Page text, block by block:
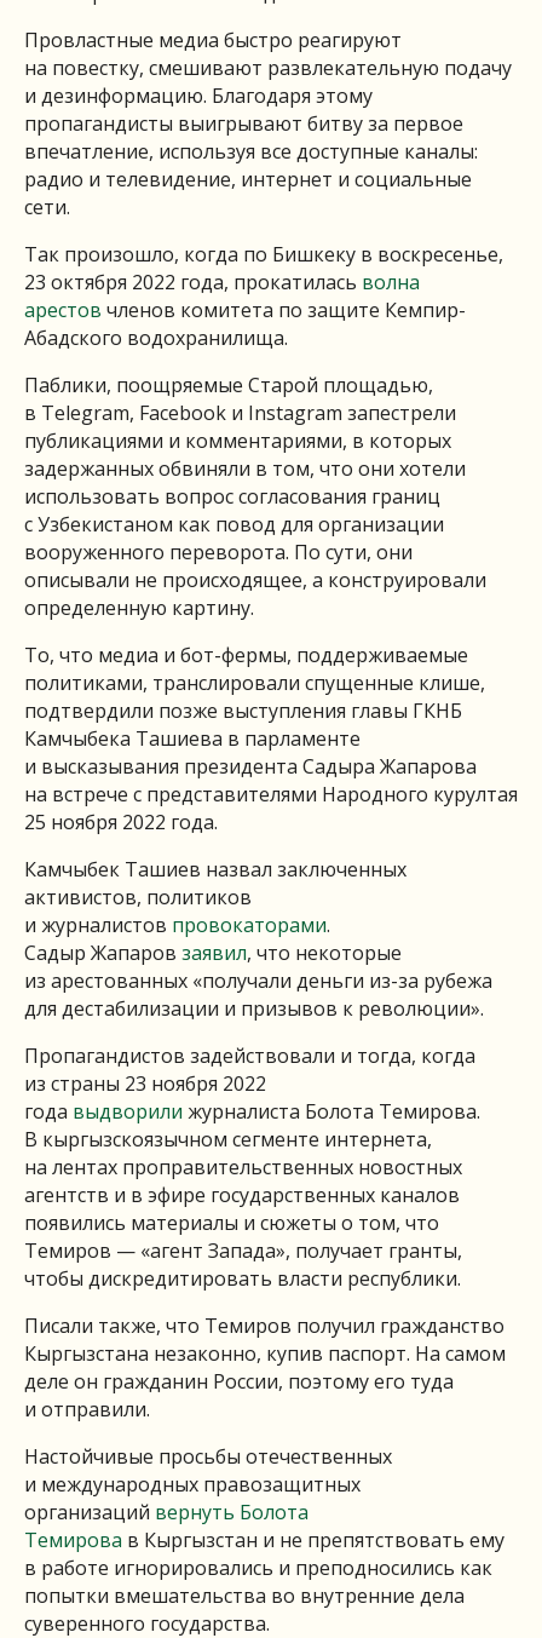
Провластные медиа быстро реагируют
на повестку, смешивают развлекательную подачу
и дезинформацию. Благодаря этому
пропагандисты выигрывают битву за первое
впечатление, используя все доступные каналы:
радио и телевидение, интернет и социальные
сети.
Так произошло, когда по Бишкеку в воскресенье,
23 октября 2022 года, прокатилась волна
арестов членов комитета по защите Кемпир-
Абадского водохранилища.
Паблики, поощряемые Старой площадью,
в Telegram, Facebook и Instagram запестрели
публикациями и комментариями, в которых
задержанных обвиняли в том, что они хотели
использовать вопрос согласования границ
с Узбекистаном как повод для организации
вооруженного переворота. По сути, они
описывали не происходящее, а конструировали
определенную картину.
То, что медиа и бот-фермы, поддерживаемые
политиками, транслировали спущенные клише,
подтвердили позже выступления главы ГКНБ
Камчыбека Ташиева в парламенте
и высказывания президента Садыра Жапарова
на встрече с представителями Народного курултая
25 ноября 2022 года.
Камчыбек Ташиев назвал заключенных
активистов, политиков
и журналистов провокаторами.
Садыр Жапаров заявил, что некоторые
из арестованных «получали деньги из-за рубежа
для дестабилизации и призывов к революции».
Пропагандистов задействовали и тогда, когда
из страны 23 ноября 2022
года выдворили журналиста Болота Темирова.
В кыргызскоязычном сегменте интернета,
на лентах проправительственных новостных
агентств и в эфире государственных каналов
появились материалы и сюжеты о том, что
Темиров — «агент Запада», получает гранты,
чтобы дискредитировать власти республики.
Писали также, что Темиров получил гражданство
Кыргызстана незаконно, купив паспорт. На самом
деле он гражданин России, поэтому его туда
и отправили.
Настойчивые просьбы отечественных
и международных правозащитных
организаций вернуть Болота
Темирова в Кыргызстан и не препятствовать ему
в работе игнорировались и преподносились как
попытки вмешательства во внутренние дела
суверенного государства.